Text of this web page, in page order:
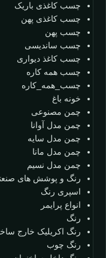
چسب کاغذی باریک
چسب کاغذی پهن
چسب پهن
چسب ساندیسی
چسب کاغذ دیواری
چسب همه کاره
چسب_همه_کاره
خونه باغ
چمن مصنوعی
چمن مدل آوانا
چمن مدل سایه
چمن مدل مانا
چمن مدل نسیم
رنگ و پوشش های
اسپری رنگ
انواع پرایمر
رنگ
رنگ اکریلیک خارج
رنگ چوب